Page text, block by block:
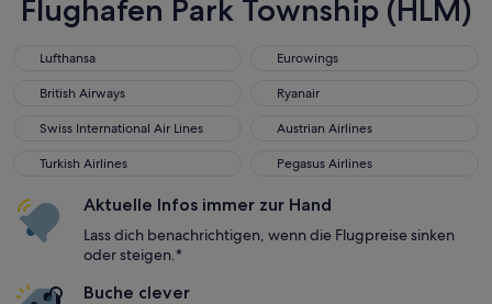
Flughafen Park Township (HLM)
Lufthansa
Lufthansa Eurowings
Eurowings
British Airways
British Airways Ryanair
Ryanair
Swiss International Air Lines
Swiss International Air Lines Austrian Airlines
Austrian Airlines
Turkish Airlines
Turkish Airlines Pegasus Airlines
Pegasus Airlines
Aktuelle Infos immer zur Hand
Lass dich benachrichtigen, wenn die Flugpreise sinken
oder steigen.*
Buche clever